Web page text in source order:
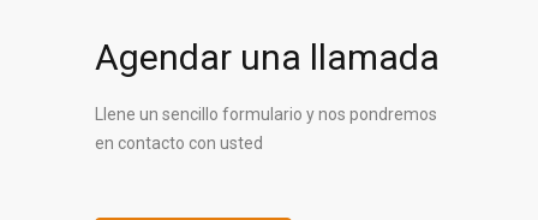
Agendar una llamada
Llene un sencillo formulario y nos pondremos
en contacto con usted